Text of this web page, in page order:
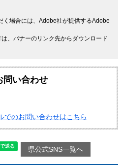
く場合には、Adobe社が提供するAdobe
、バナーのリンク先からダウンロード
問い合わせ
でのお問い合わせはこちら
県公式SNS一覧へ